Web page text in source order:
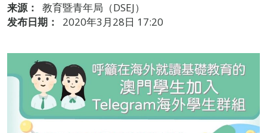
来源：
教育暨青年局（DSEJ）
发布日期：
2020年3月28日 17:20